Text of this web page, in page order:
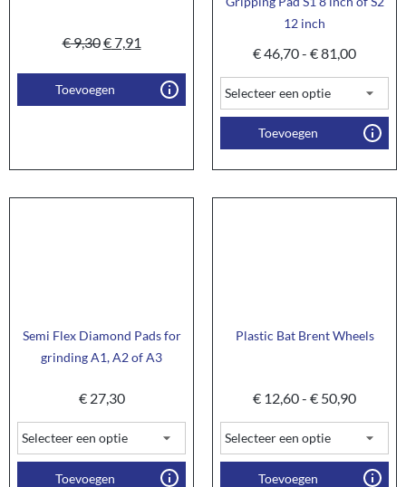
€9,30€7,91
Toevoegen
12 inch
€46,70- €81,00
Toevoegen
Semi Flex Diamond Pads for
grinding A1, A2 of A3
€27,30
Toevoegen
Plastic Bat Brent Wheels
€ 12,60- € 50,90
Toevoegen